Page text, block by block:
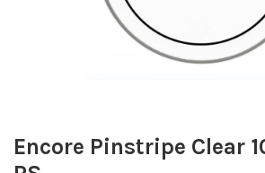
Encore Pinstripe Clear